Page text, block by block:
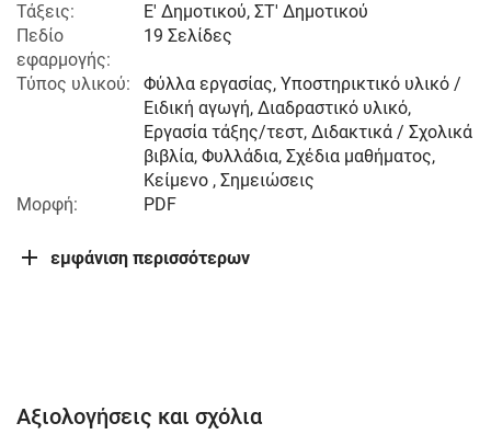
Τάξεις: Ε' Δημοτικού, ΣΤ' Δημοτικού
Πεδίο
εφαρμογής:
19 Σελίδες
Τύπος υλικού:
Φύλλα εργασίας, Υποστηρικτικό υλικό /
Ειδική αγωγή, Διαδραστικό υλικό,
Εργασία τάξης/τεστ, Διδακτικά / Σχολικά
βιβλία, Φυλλάδια, Σχέδια μαθήματος,
Κείμενο , Σημειώσεις
Μορφή:
PDF
εμφάνιση περισσότερων
Αξιολογήσεις και σχόλια